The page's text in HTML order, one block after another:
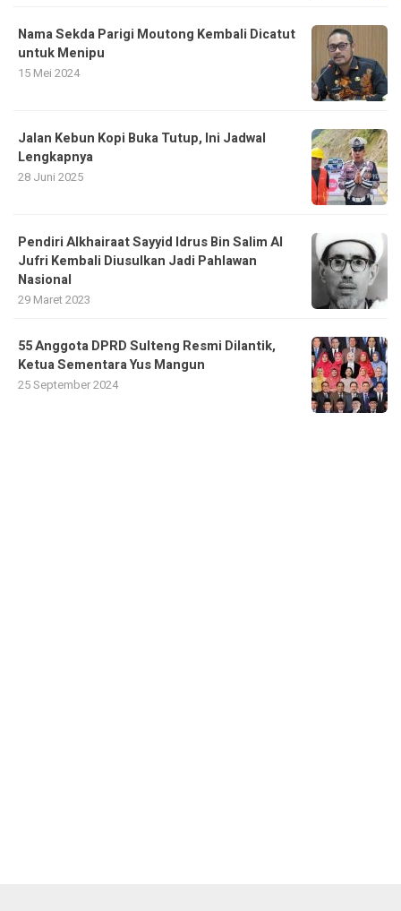
Nama Sekda Parigi Moutong Kembali Dicatut
untuk Menipu
15 Mei 2024
Jalan Kebun Kopi Buka Tutup, Ini Jadwal
Lengkapnya
28 Juni 2025
Pendiri Alkhairaat Sayyid Idrus Bin Salim Al
Jufri Kembali Diusulkan Jadi Pahlawan
Nasional
29 Maret 2023
55 Anggota DPRD Sulteng Resmi Dilantik,
Ketua Sementara Yus Mangun
25 September 2024